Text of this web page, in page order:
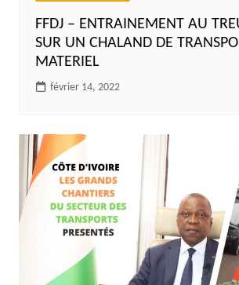
FFDJ – ENTRAINEMENT AU
SUR UN CHALAND DE
MATERIEL
février 14, 2022